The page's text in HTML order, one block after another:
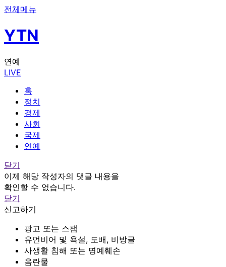
전체메뉴
YTN
연예
LIVE
홈
정치
경제
사회
국제
연예
닫기
이제 해당 작성자의 댓글 내용을
확인할 수 없습니다.
닫기
신고하기
광고 또는 스팸
유언비어 및 욕설, 도배, 비방글
사생활 침해 또는 명예훼손
음란물